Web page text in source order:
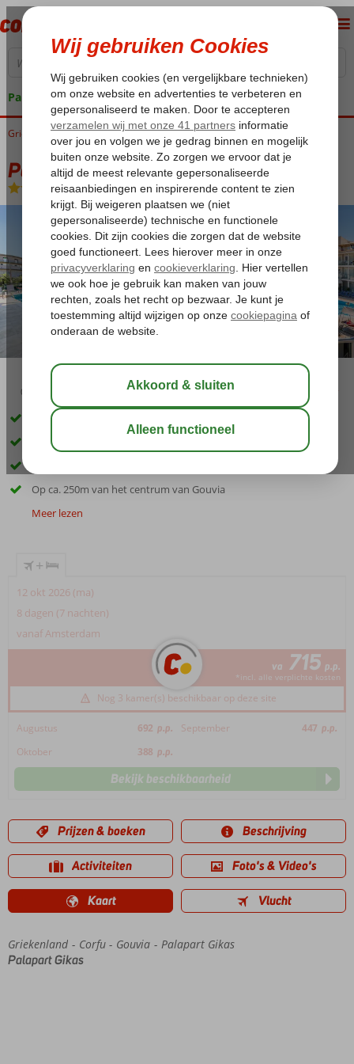
Pakketgarantie
Home
Griekenland Corfu Gouvia Palapart Gikas
Palapart Gikas
Logies-Hotel
02:50
Volledig gerenoveerd complex
Moderne studio's en appartementen
Op ca. 250m van het centrum van Gouvia
Meer lezen
+
12 okt 2026 (ma)
8 dagen (7 nachten)
vanaf Amsterdam
va 715 p.p.
*incl. alle verplichte kosten
Nog 3 kamer(s) beschikbaar op deze site
Augustus 692 p.p. September 447 p.p.
Oktober
388 p.p.
Bekijk beschikbaarheid
Prijzen & boeken Beschrijving
Activiteiten Foto's & Video's
Kaart Vlucht
Home
Griekenland Corfu Gouvia
Palapart Gikas
Palapart Gikas